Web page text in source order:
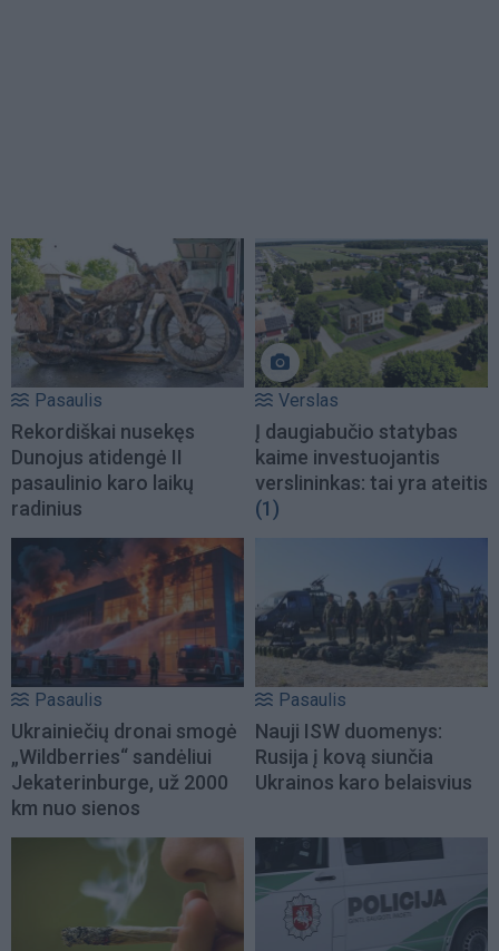
Pasaulis
Rekordiškai nusekęs
Dunojus atidengė II
pasaulinio karo laikų
radinius
Verslas
Į daugiabučio statybas
kaime investuojantis
verslininkas: tai yra ateitis
(1)
Pasaulis
Ukrainiečių dronai smogė
„Wildberries“ sandėliui
Jekaterinburge, už 2000
km nuo sienos
Pasaulis
Nauji ISW duomenys:
Rusija į kovą siunčia
Ukrainos karo belaisvius